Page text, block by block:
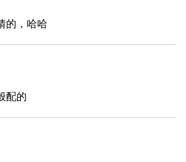
的，哈哈
配的